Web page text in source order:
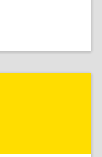
Жарова ул,